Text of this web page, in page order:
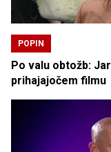
POPIN
Po valu obtožb:
prihajajočem filmu